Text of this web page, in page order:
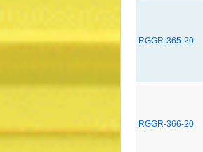
RGGR-365-20
RGGR-366-20